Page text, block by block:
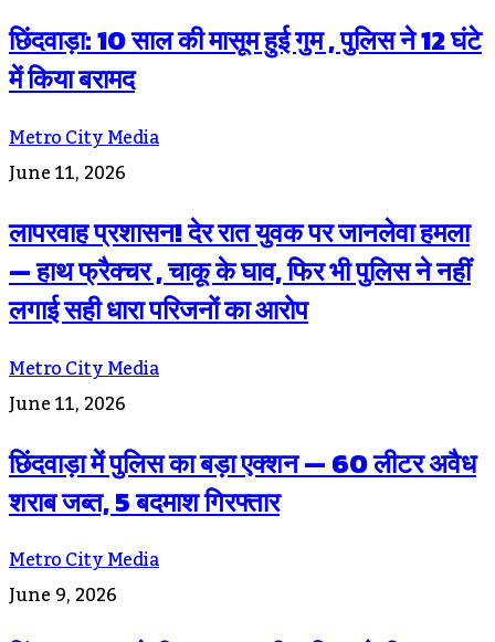
छिंदवाड़ा: 10 साल की मासूम हुई गुम , पुलिस ने 12 घंटे
में किया बरामद
Metro City Media
June 11, 2026
लापरवाह प्रशासन! देर रात युवक पर जानलेवा हमला
— हाथ फ्रैक्चर , चाकू के घाव, फिर भी पुलिस ने नहीं
लगाई सही धारा परिजनों का आरोप
Metro City Media
June 11, 2026
छिंदवाड़ा में पुलिस का बड़ा एक्शन — 60 लीटर अवैध
शराब जब्त, 5 बदमाश गिरफ्तार
Metro City Media
June 9, 2026